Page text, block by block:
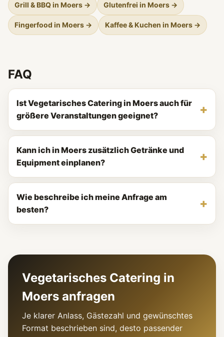
Grill & BBQ in Moers → Glutenfrei in Moers →
Fingerfood in Moers → Kaffee & Kuchen in Moers →
FAQ
Ist Vegetarisches Catering in Moers auch für
größere Veranstaltungen geeignet?
Kann ich in Moers zusätzlich Getränke und
Equipment einplanen?
Wie beschreibe ich meine Anfrage am
besten?
Vegetarisches Catering in
Moers anfragen
Je klarer Anlass, Gästezahl und gewünschtes
Format beschrieben sind, desto passender